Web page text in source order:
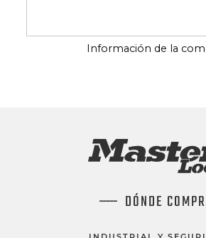
Información de la
DÓNDE